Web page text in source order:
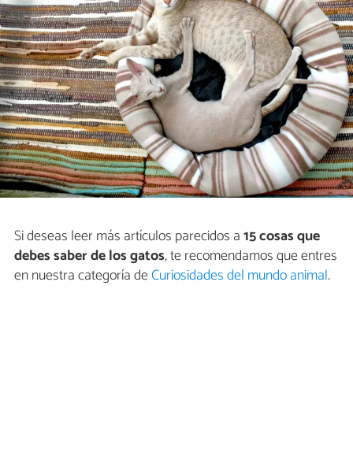
Si deseas leer más artículos parecidos a15 cosas que
debes saber de los gatos, te recomendamos que entres
en nuestra categoría deCuriosidades del mundo animal.